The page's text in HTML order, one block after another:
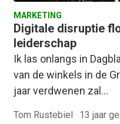
MARKETING
Digitale disruptie
leiderschap
Ik las onlangs in
van de winkels in de
jaar verdwenen zal…
Tom Rustebiel · 13 jaar